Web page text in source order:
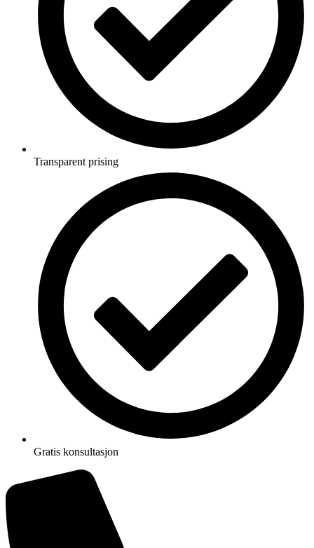
Transparent prising
Gratis konsultasjon